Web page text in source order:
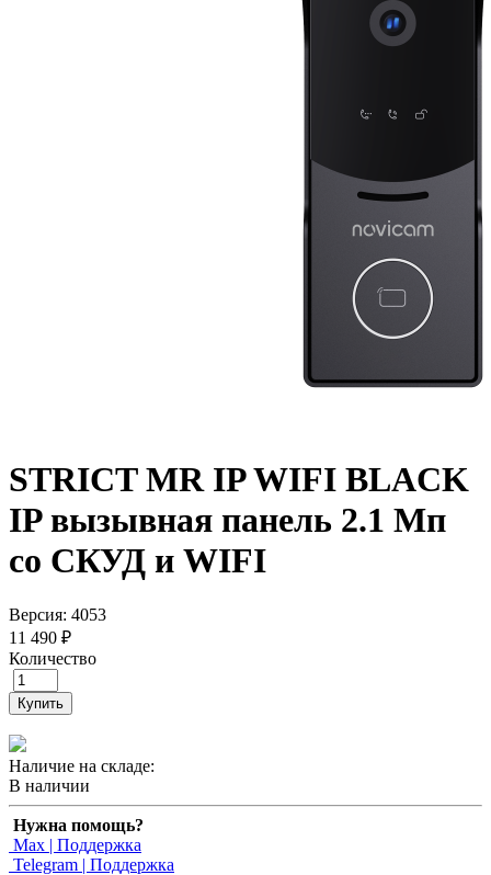
STRICT MR IP WIFI BLACK
IP вызывная панель 2.1 Мп
со СКУД и WIFI
Версия: 4053
11 490 ₽
Количество
Купить
Наличие на складе:
В наличии
Нужна помощь?
Max | Поддержка
Telegram | Поддержка